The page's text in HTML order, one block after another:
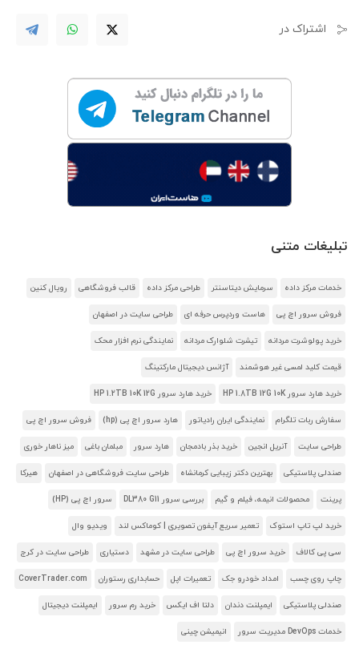
اشتراک در
تبلیغات متنی
خدمات مرکز داده سرمایش دیتاسنتر طراحی مرکز داده قالب فروشگاهی رویال کنین
فروش سرور اچ پی هاست وردپرس حرفه ای طراحی سایت در اصفهان
خرید پولوشرت مردانه تیشرت شلوارک مردانه نمایندگی نرم افزار محک
قیمت کلید لمسی غیر هوشمند آژانس دیجیتال مارکتینگ
خرید هارد سرور HP 1.8TB 12G 10K خرید هارد سرور HP 1.2TB 10K 12G
سفارش ربات تلگرام نمایندگی ایران رادیاتور هارد سرور اچ پی (hp) فروش سرور اچ پی
طراحی سایت آنریل انجین خرید بذر بادمجان هارد سرور مبلمان باغی میز ناهار خوری
صندلی پلاستیکی بهترین دکتر زیبایی کرمانشاه طراحی سایت فروشگاهی در اصفهان هیرکا
پرینت محصولات انیمه، فیلم و گیم بررسی سرور DL380 G11 سرور اچ پی (HP)
خرید لپ تاپ استوک تعمیر سریع آیفون تصویری | کوماکس لند ویدیو وال
سی پی کالاف خرید سرور اچ پی طراحی سایت در مشهد دستیاری طراحی سایت در کرج
چاپ روی چسب امداد خودرو جک تعمیرات اپل حسابداری رستوران CoverTrader.com
صندلی پلاستیکی ایمپلنت دندان دلتا اف ایکس خرید رم سرور ایمپلنت دیجیتال
خدمات DevOps مدیریت سرور انیمیشن چینی